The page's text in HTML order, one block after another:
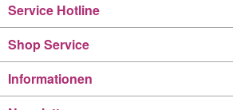
Service Hotline
Shop Service
Informationen